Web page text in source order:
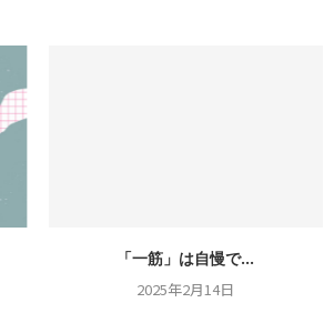
「一筋」は自慢で...
2025年2月14日